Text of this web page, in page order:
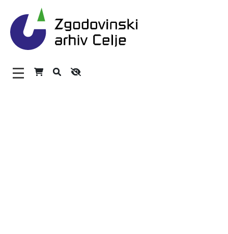
Zgodovinski arhiv Celje –
Glavni meni